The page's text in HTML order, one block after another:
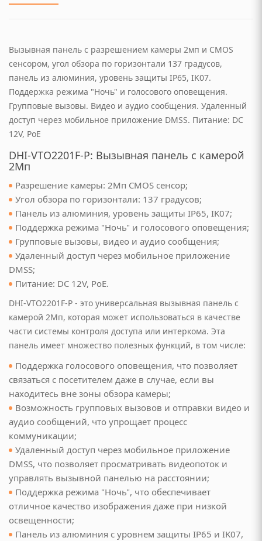
плееры и мониторы
звуковые
и аксессуары
комплексы и качели
грили
коконы
зонты и аксессуары
Вызывная панель с разрешением камеры 2мп и CMOS
сенсором, угол обзора по горизонтали 137 градусов,
панель из алюминия, уровень защиты IP65, IK07.
Поддержка режима "Ночь" и голосового оповещения.
Групповые вызовы. Видео и аудио сообщения. Удаленный
доступ через мобильное приложение DMSS. Питание: DC
12V, PoE
DHI-VTO2201F-P: Вызывная панель с камерой
2Мп
Разрешение камеры: 2Мп CMOS сенсор;
Угол обзора по горизонтали: 137 градусов;
Панель из алюминия, уровень защиты IP65, IK07;
Поддержка режима "Ночь" и голосового оповещения;
Групповые вызовы, видео и аудио сообщения;
Удаленный доступ через мобильное приложение
DMSS;
Питание: DC 12V, PoE.
DHI-VTO2201F-P - это универсальная вызывная панель с
камерой 2Мп, которая может использоваться в качестве
части системы контроля доступа или интеркома. Эта
панель имеет множество полезных функций, в том числе:
Поддержка голосового оповещения, что позволяет
связаться с посетителем даже в случае, если вы
находитесь вне зоны обзора камеры;
Возможность групповых вызовов и отправки видео и
аудио сообщений, что упрощает процесс
коммуникации;
Удаленный доступ через мобильное приложение
DMSS, что позволяет просматривать видеопоток и
управлять вызывной панелью на расстоянии;
Поддержка режима "Ночь", что обеспечивает
отличное качество изображения даже при низкой
освещенности;
Панель из алюминия с уровнем защиты IP65 и IK07,